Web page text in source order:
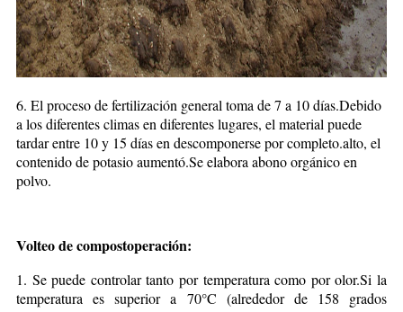
6. El proceso de fertilización general toma de 7 a 10 días.Debido
a los diferentes climas en diferentes lugares, el material puede
tardar entre 10 y 15 días en descomponerse por completo.alto, el
contenido de potasio aumentó.Se elabora abono orgánico en
polvo.
Volteo de compostoperación:
1. Se puede controlar tanto por temperatura como por olor.Si la
temperatura es superior a 70°C (alrededor de 158 grados